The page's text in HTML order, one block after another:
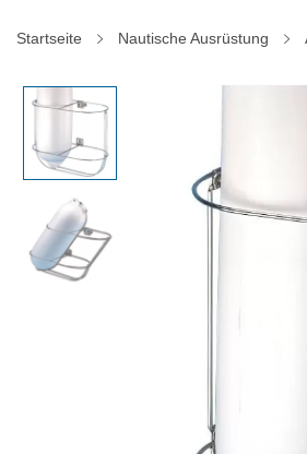
Startseite Nautische Ausrüstung